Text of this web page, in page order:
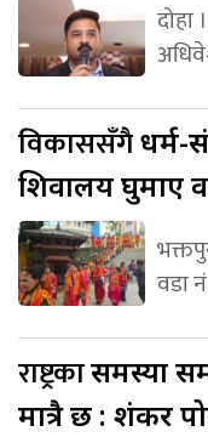
दोहा
विकाससँगैधर्म-
शिवालय घुमाए
वडा
राष्ट्रकासमस्या
मात्रै छ : शंकर